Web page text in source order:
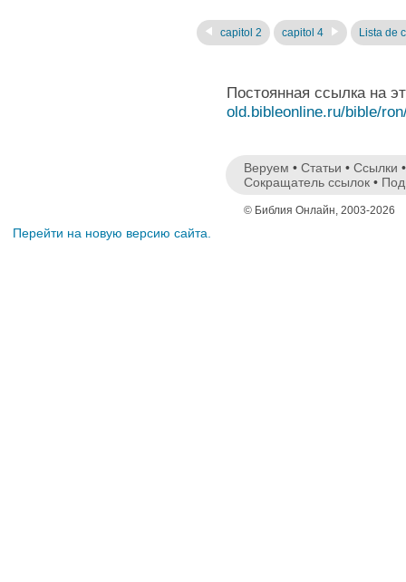
capitol 2 capitol 4 Lista de
Постоянная ссылка на
old.bibleonline.ru/bible/
Веруем • Статьи • Ссылки
Сокращатель ссылок •
© Библия Онлайн, 2003-2026
Перейти на новую версию сайта.